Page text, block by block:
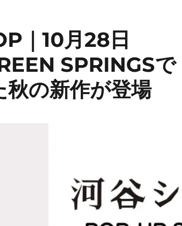
｜10月28日
SPRINGSで
秋の新作が登場